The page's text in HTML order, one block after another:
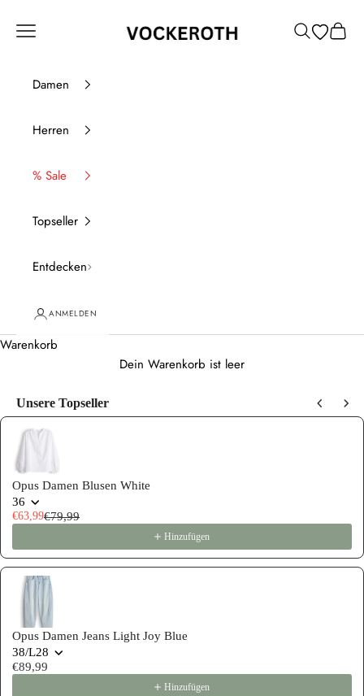
Vockeroth Onlineshop
Menü Suchen
Damen
Herren
% Sale
Topseller
Entdecken
ANMELDEN
Warenkorb
Dein Warenkorb ist leer
Unsere Topseller
Use the Previous and Next buttons to navigate through product
Opus Damen Blusen White
36
€63,99€79,99
Hinzufügen
Opus Damen Jeans Light Joy Blue
38/L28
€89,99
Hinzufügen